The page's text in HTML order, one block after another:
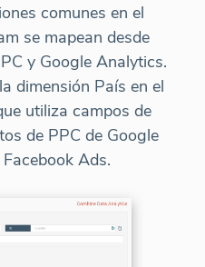
comunes en el
se mapean desde
y Google Analytics.
dimensión País en el
utiliza campos de
de PPC de Google
Ads.